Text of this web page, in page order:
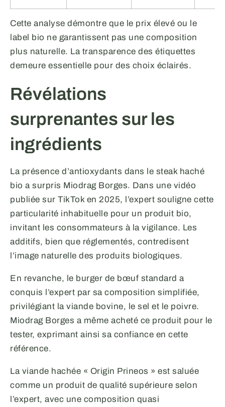
Cette analyse démontre que le prix élevé ou le
label bio ne garantissent pas une composition
plus naturelle. La transparence des étiquettes
demeure essentielle pour des choix éclairés.
Révélations
surprenantes sur les
ingrédients
La présence d’antioxydants dans le steak haché
bio a surpris Miodrag Borges. Dans une vidéo
publiée sur TikTok en 2025, l’expert souligne cette
particularité inhabituelle pour un produit bio,
invitant les consommateurs à la vigilance. Les
additifs, bien que réglementés, contredisent
l’image naturelle des produits biologiques.
En revanche, le burger de bœuf standard a
conquis l’expert par sa composition simplifiée,
privilégiant la viande bovine, le sel et le poivre.
Miodrag Borges a même acheté ce produit pour le
tester, exprimant ainsi sa confiance en cette
référence.
La viande hachée « Origin Prineos » est saluée
comme un produit de qualité supérieure selon
l’expert, avec une composition quasi